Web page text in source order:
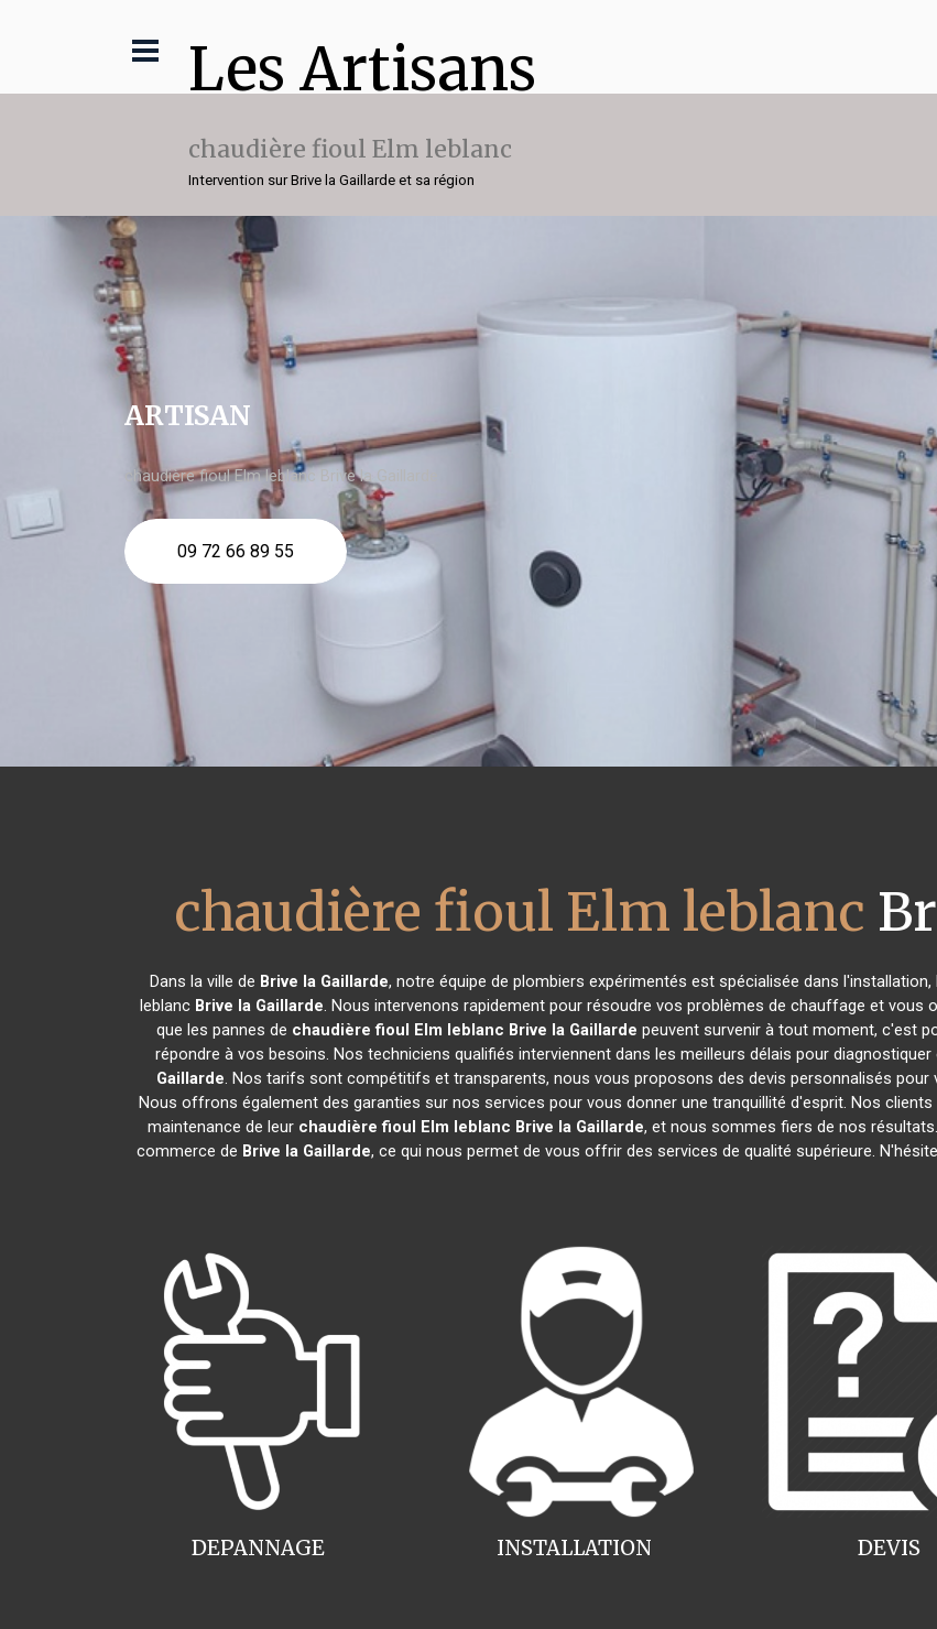
Les Artisans
chaudière fioul Elm leblanc
Intervention sur Brive la Gaillarde et sa région
ARTISAN
chaudière fioul Elm leblanc Brive la Gaillarde
09 72 66 89 55
chaudière fioul Elm leblanc
Dans la ville de Brive la Gaillarde, notre équipe de plombiers expérimentés est spécialisée dans
leblanc Brive la Gaillarde. Nous intervenons rapidement pour résoudre vos problèmes de chauffage et
que les pannes de chaudière fioul Elm leblanc Brive la Gaillarde peuvent survenir à tout moment, c'est
répondre à vos besoins. Nos techniciens qualifiés interviennent dans les meilleurs délais pour
Gaillarde. Nos tarifs sont compétitifs et transparents, nous vous proposons des devis personnalisés pour
Nous offrons également des garanties sur nos services pour vous donner une tranquillité d'esprit. Nos
maintenance de leur chaudière fioul Elm leblanc Brive la Gaillarde, et nous sommes fiers de nos
commerce de Brive la Gaillarde, ce qui nous permet de vous offrir des services de qualité supérieure.
INSTALLATION
DEPANNAGE DEVIS